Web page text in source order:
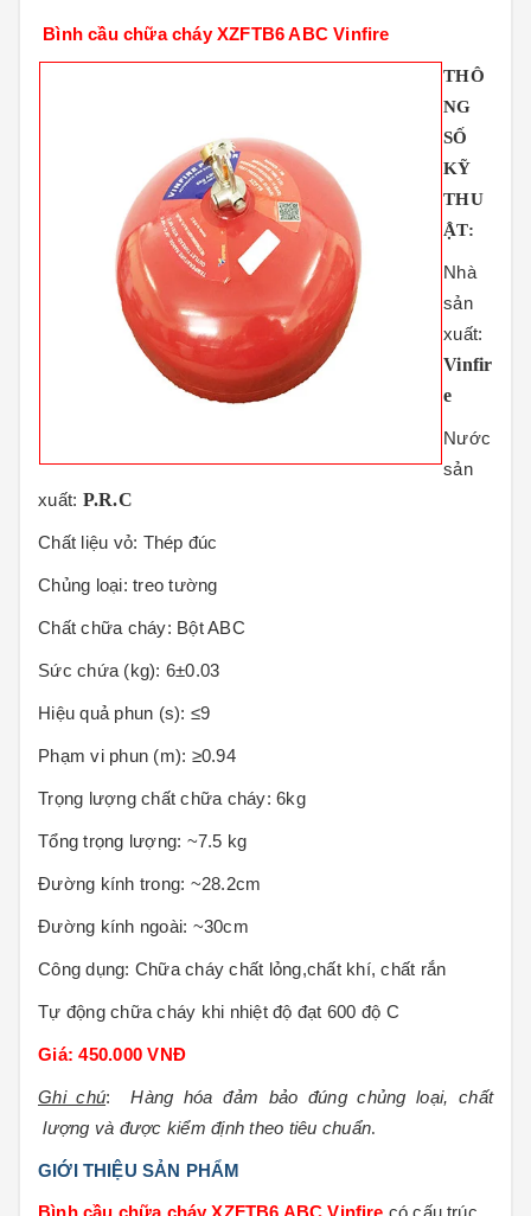
Bình cầu chữa cháy XZFTB6 ABC Vinfire
THÔ
NG
SỐ
KỸ
THU
ẬT:
Nhà
sản
xuất:
Vinfir
e
Nước
sản
xuất: P.R.C
Chất liệu vỏ: Thép đúc
Chủng loại: treo tường
Chất chữa cháy: Bột ABC
Sức chứa (kg): 6±0.03
Hiệu quả phun (s): ≤9
Phạm vi phun (m): ≥0.94
Trọng lượng chất chữa cháy: 6kg
Tổng trọng lượng: ~7.5 kg
Đường kính trong: ~28.2cm
Đường kính ngoài: ~30cm
Công dụng: Chữa cháy chất lỏng,chất khí, chất rắn
Tự động chữa cháy khi nhiệt độ đạt 600 độ C
Giá: 450.000 VNĐ
Ghi chú:
Hàng hóa đảm bảo đúng chủng loại, chất
lượng và được kiểm định theo tiêu chuẩn.
GIỚI THIỆU SẢN PHẨM